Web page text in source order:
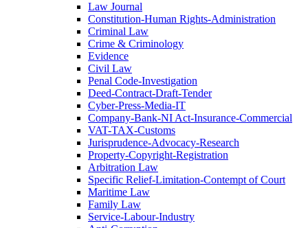
Law Journal
Constitution-Human Rights-Administration
Criminal Law
Crime & Criminology
Evidence
Civil Law
Penal Code-Investigation
Deed-Contract-Draft-Tender
Cyber-Press-Media-IT
Company-Bank-NI Act-Insurance-Commercial
VAT-TAX-Customs
Jurisprudence-Advocacy-Research
Property-Copyright-Registration
Arbitration Law
Specific Relief-Limitation-Contempt of Court
Maritime Law
Family Law
Service-Labour-Industry